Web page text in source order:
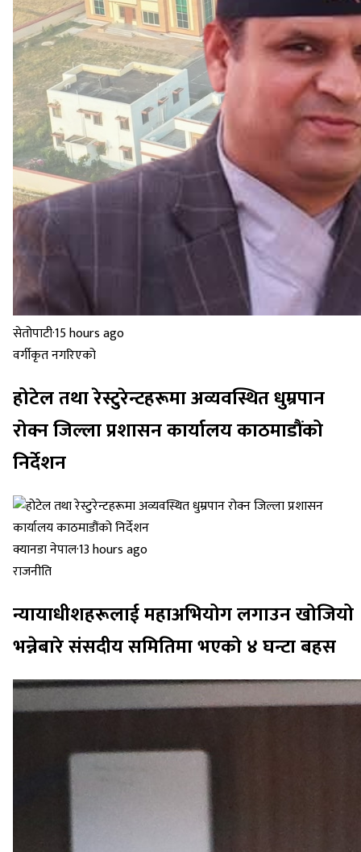
सेतोपाटी·15 hours ago
वर्गीकृत नगरिएको
होटेल तथा रेस्टुरेन्टहरूमा अव्यवस्थित धुम्रपान
रोक्न जिल्ला प्रशासन कार्यालय काठमाडौंको
निर्देशन
क्यानडा नेपाल·13 hours ago
राजनीति
न्यायाधीशहरूलाई महाअभियोग लगाउन खोजियो
भन्नेबारे संसदीय समितिमा भएको ४ घन्टा बहस